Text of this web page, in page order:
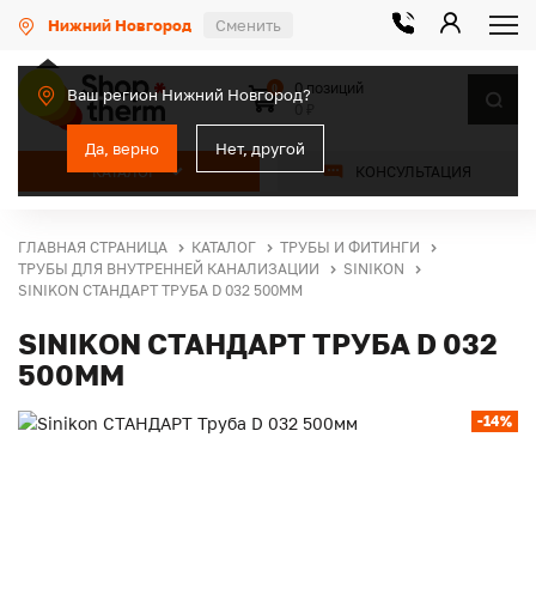
Нижний Новгород Сменить
Ваш регион Нижний Новгород?
Да, верно Нет, другой
КАТАЛОГ КОНСУЛЬТАЦИЯ
0
0 позиций
ГЛАВНАЯ СТРАНИЦА КАТАЛОГ
ТРУБЫ И ФИТИНГИ
ТРУБЫ ДЛЯ ВНУТРЕННЕЙ КАНАЛИЗАЦИИ
SINIKON
SINIKON СТАНДАРТ ТРУБА D 032 500ММ
SINIKON СТАНДАРТ ТРУБА D 032
500ММ
-14%